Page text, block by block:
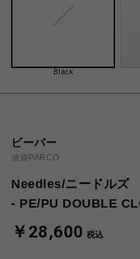
Black
ビーバー
池袋PARCO
Needles/ニードルズ
- PE/PU DOUBLE
￥28,600 税込